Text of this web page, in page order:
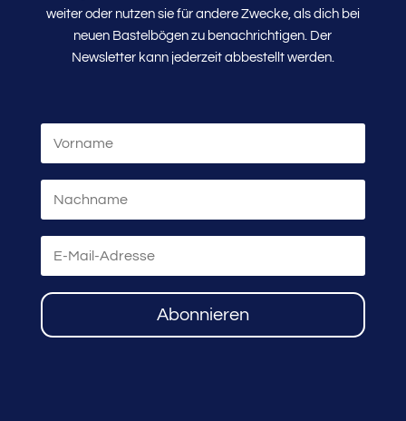
weiter oder nutzen sie für andere Zwecke, als dich bei
neuen Bastelbögen zu benachrichtigen. Der
Newsletter kann jederzeit abbestellt werden.
Abonnieren